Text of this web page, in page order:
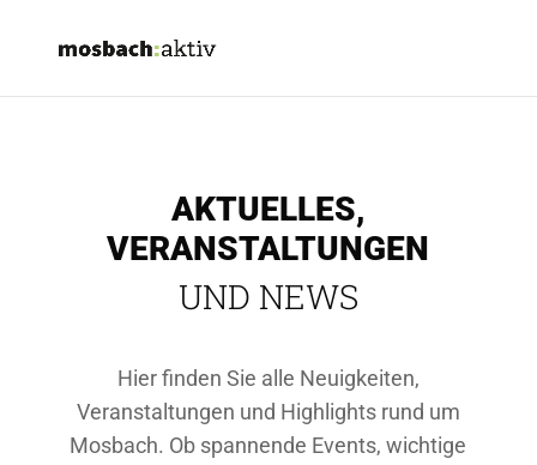
AKTUELLES,
VERANSTALTUNGEN
UND NEWS
Hier finden Sie alle Neuigkeiten,
Veranstaltungen und Highlights rund um
Mosbach. Ob spannende Events, wichtige